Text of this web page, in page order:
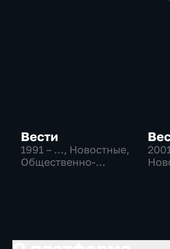
Вести
1991 – …, Новостные,
Общественно-